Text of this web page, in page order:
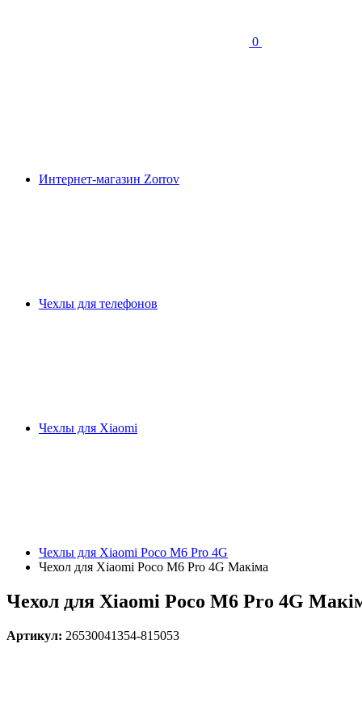
0
Интернет-магазин Zorrov
Чехлы для телефонов
Чехлы для Xiaomi
Чехлы для Xiaomi Poco M6 Pro 4G
Чехол для Xiaomi Poco M6 Pro 4G Макіма
Чехол для Xiaomi Poco M6 Pro 4G
Артикул: 26530041354-815053